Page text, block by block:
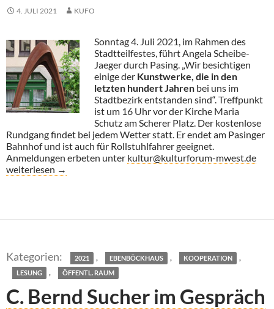
4. JULI 2021 KUFO
Sonntag 4. Juli 2021, im Rahmen des
Stadtteilfestes, führt Angela Scheibe-
Jaeger durch Pasing. „Wir besichtigen
einige der Kunstwerke, die in den
letzten hundert Jahren bei uns im
Stadtbezirk entstanden sind“. Treffpunkt
ist um 16 Uhr vor der Kirche Maria
Schutz am Scherer Platz. Der kostenlose
Rundgang findet bei jedem Wetter statt. Er endet am Pasinger
Bahnhof und ist auch für Rollstuhlfahrer geeignet.
Anmeldungen erbeten unter kultur@kulturforum-mwest.de
Kunst im Pasinger Zentrum
weiterlesen →
2021 , EBENBÖCKHAUS , KOOPERATION ,
LESUNG , ÖFFENTL. RAUM
C. Bernd Sucher im Gespräch